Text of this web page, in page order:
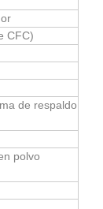
CFC)
de respaldo
polvo